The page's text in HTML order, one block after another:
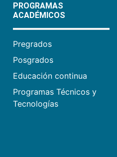
PROGRAMAS
ACADÉMICOS
Pregrados
Posgrados
Educación continua
Programas Técnicos y
Tecnologías